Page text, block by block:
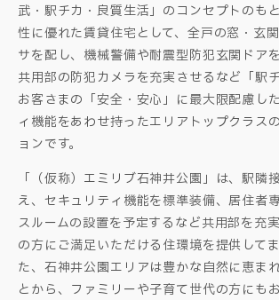
武・駅チカ・良質生活」のコンセプトのも
性に優れた賃貸住宅として、全戸の窓・玄
サを配し、機械警備や耐震型防犯玄関ドア
共用部の防犯カメラを充実させるなど「駅
お客さまの「安全・安心」に最大限配慮し
ィ機能をあわせ持ったエリアトップクラス
ョンです。
「（仮称）エミリブ石神井公園」は、駅隣
え、セキュリティ機能を標準装備、居住者
スルームの設置を予定するなど共用部を充
の方にご満足いただける住環境を提供して
た、石神井公園エリアは豊かな自然に恵ま
とから、ファミリーや子育て世代の方にも